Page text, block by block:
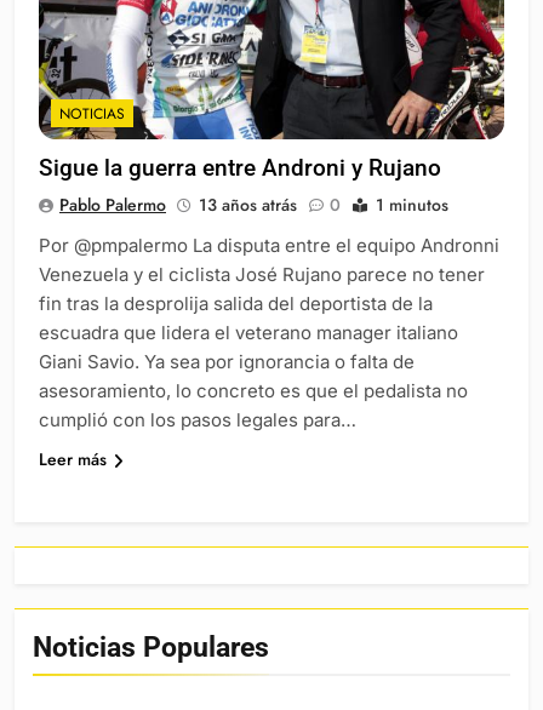
NOTICIAS
Sigue la guerra entre Androni y Rujano
Pablo Palermo 13 años atrás 0 1 minutos
Por @pmpalermo La disputa entre el equipo Andronni
Venezuela y el ciclista José Rujano parece no tener
fin tras la desprolija salida del deportista de la
escuadra que lidera el veterano manager italiano
Giani Savio. Ya sea por ignorancia o falta de
asesoramiento, lo concreto es que el pedalista no
cumplió con los pasos legales para…
Leer más
Noticias Populares